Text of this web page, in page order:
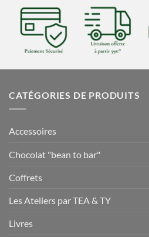
CATÉGORIES DE PRODUITS
Accessoires
Chocolat "bean to bar"
Coffrets
Les Ateliers par TEA & TY
Livres